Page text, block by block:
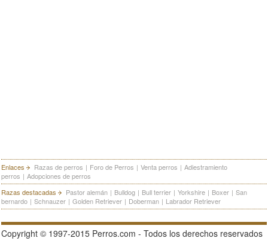
Enlaces Razas de perros | Foro de Perros | Venta perros | Adiestramiento
perros | Adopciones de perros
Razas destacadas
Pastor alemán | Bulldog | Bull terrier | Yorkshire | Boxer | San
bernardo | Schnauzer | Golden Retriever | Doberman | Labrador Retriever
Copyright © 1997-2015 Perros.com - Todos los derechos reservados